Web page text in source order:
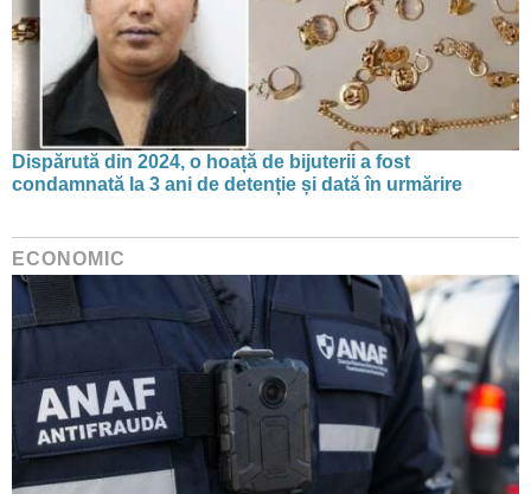
Dispărută din 2024, o hoață de bijuterii a fost
condamnată la 3 ani de detenție și dată în urmărire
ECONOMIC